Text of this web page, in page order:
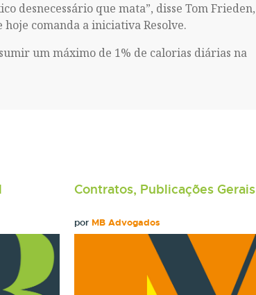
desnecessário que mata”, disse Tom Frieden,
hoje comanda a iniciativa Resolve.
um máximo de 1% de calorias diárias na
Contratos, Publicações Gerais
por MB Advogados